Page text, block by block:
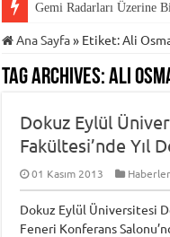
Gemi Radarları Üzerine
Ana Sayfa» Etiket:Ali
Tag Archives:Ali
Dokuz Eylül
Fakültesi’nde Yıl
01 Kasım 2013 Haberler
Dokuz Eylül Üniversitesi
Feneri Konferans